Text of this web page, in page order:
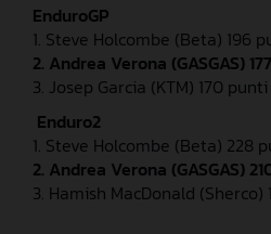
EnduroGP
1. Steve Holcombe (Beta) 196
2. Andrea Verona (GASGAS)
3. Josep Garcia (KTM) 170 punti
Enduro2
1. Steve Holcombe (Beta) 228
2. Andrea Verona (GASGAS)
3. Hamish MacDonald (Sherco)